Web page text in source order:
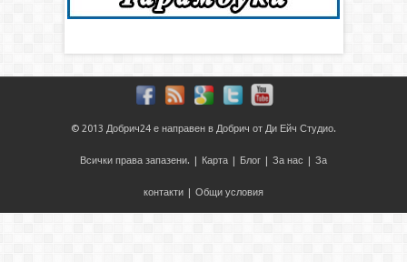
© 2013 Добрич24 е направен в Добрич от Ди Ейч Студио.
Всички права запазени. | Карта | Блог | За нас | За
контакти | Общи условия